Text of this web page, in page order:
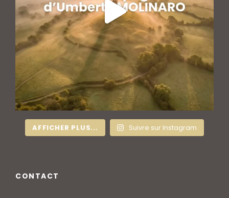
AFFICHER PLUS... Suivre sur Instagram
CONTACT